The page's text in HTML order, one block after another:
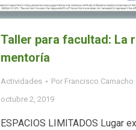
Taller para facultad: La
mentoría
Actividades Por Francisco Camacho
octubre 2, 2019
ESPACIOS LIMITADOS Lugar